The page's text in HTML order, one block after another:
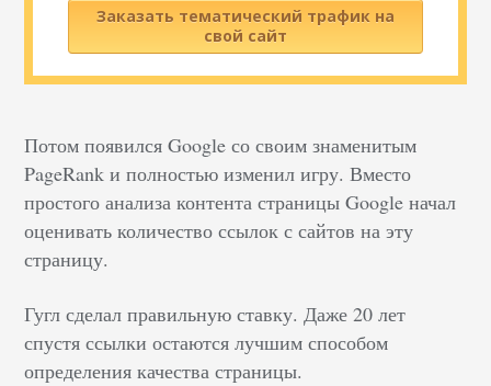
Заказать тематический трафик на
свой сайт
Потом появился Google со своим знаменитым
PageRank и полностью изменил игру. Вместо
простого анализа контента страницы Google начал
оценивать количество ссылок с сайтов на эту
страницу.
Гугл сделал правильную ставку. Даже 20 лет
спустя ссылки остаются лучшим способом
определения качества страницы.